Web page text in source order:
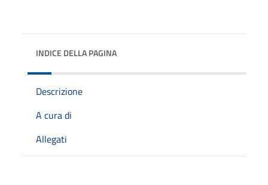
INDICE DELLA PAGINA
Descrizione
A cura di
Allegati